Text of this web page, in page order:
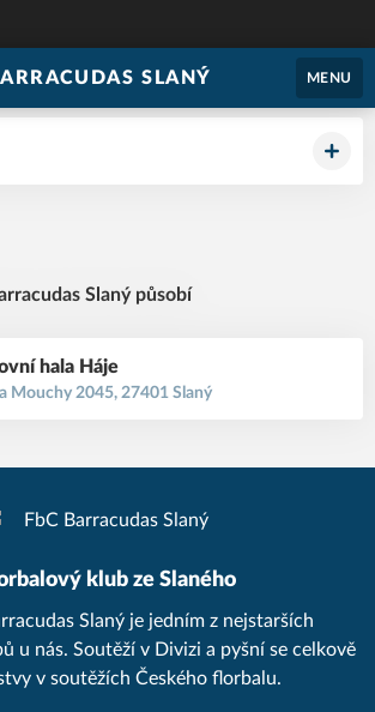
SLANÝ MENU
Slaný působí
hala Háje
Mouchy 2045, 27401 Slaný
klub ze Slaného
Slaný je jedním z nejstarších
u nás. Soutěží v Divizi a pyšní se celkově
v soutěžích Českého florbalu.